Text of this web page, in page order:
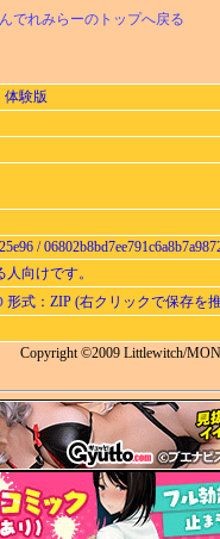
でれみらーのトップへ戻る
験版
/
向けです。
形式：ZIP (右クリックで保存を
Copyright ©2009 Littlewitch/